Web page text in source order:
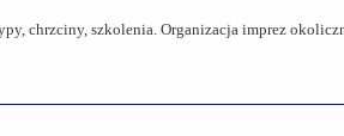
chrzciny, szkolenia. Organizacja imprez